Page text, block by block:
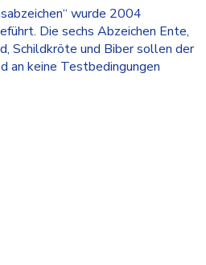
wurde 2004
Die sechs Abzeichen Ente,
Schildkröte und Biber sollen der
an keine Testbedingungen